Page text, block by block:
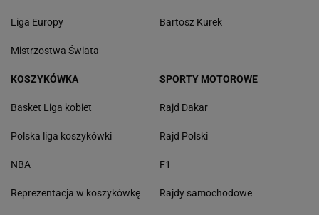
Liga Europy
Mistrzostwa Świata
Bartosz Kurek
KOSZYKÓWKA
Basket Liga kobiet
Polska liga koszykówki
NBA
Reprezentacja w koszykówkę
SPORTY MOTOROWE
Rajd Dakar
Rajd Polski
F1
Rajdy samochodowe